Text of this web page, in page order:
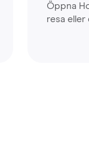
Öppna
resa